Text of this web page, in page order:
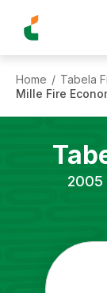
Home / Tabela
Mille Fire
2005